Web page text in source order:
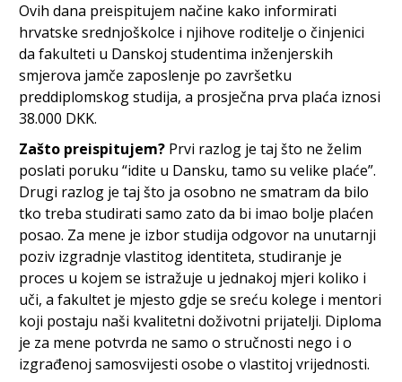
Ovih dana preispitujem načine kako informirati
hrvatske srednjoškolce i njihove roditelje o činjenici
da fakulteti u Danskoj studentima inženjerskih
smjerova jamče zaposlenje po završetku
preddiplomskog studija, a prosječna prva plaća iznosi
38.000 DKK.
Zašto preispitujem?Prvi razlog je taj što ne želim
poslati poruku “idite u Dansku, tamo su velike plaće”.
Drugi razlog je taj što ja osobno ne smatram da bilo
tko treba studirati samo zato da bi imao bolje plaćen
posao. Za mene je izbor studija odgovor na unutarnji
poziv izgradnje vlastitog identiteta, studiranje je
proces u kojem se istražuje u jednakoj mjeri koliko i
uči, a fakultet je mjesto gdje se sreću kolege i mentori
koji postaju naši kvalitetni doživotni prijatelji. Diploma
je za mene potvrda ne samo o stručnosti nego i o
izgrađenoj samosvijesti osobe o vlastitoj vrijednosti.